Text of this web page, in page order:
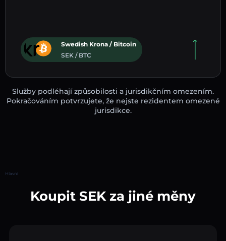
Swedish Krona / Bitcoin
SEK / BTC
Služby podléhají způsobilosti a jurisdikčním omezením.
Pokračováním potvrzujete, že nejste rezidentem omezené
jurisdikce.
Hlavní
Koupit SEK za jiné měny